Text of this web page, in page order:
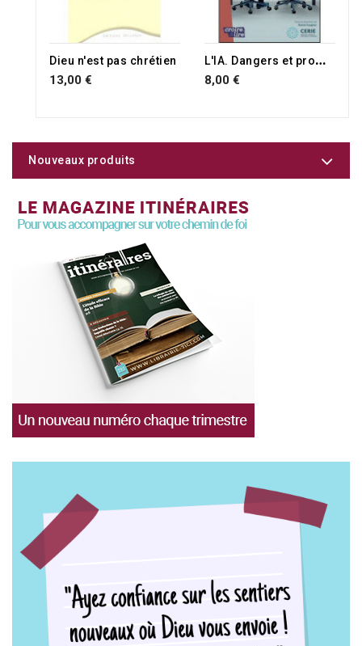
RUPTURE DE STOCK
Dieu n'est pas chrétien
13,00 €
L
'IA. Dangers et promesses
8,00 €
Nouveaux produits